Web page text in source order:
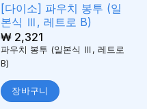
[다이소] 파우치 봉투 (일
본식 Ⅲ, 레트로 B)
₩2,321
파우치 봉투 (일본식 Ⅲ, 레트로
B)
장바구니